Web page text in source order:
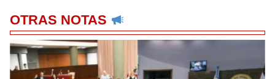
OTRAS NOTAS